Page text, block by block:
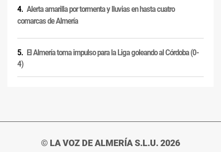
Alerta amarilla por tormenta y lluvias en hasta cuatro
comarcas de Almería
El Almería toma impulso para la Liga goleando al Córdoba (0-
4)
© LA VOZ DE ALMERÍA S.L.U. 2026